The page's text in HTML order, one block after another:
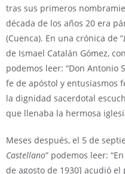
tras sus primeros
década de los años 20 era
(Cuenca). En una crónica de “
de Ismael Catalán Gómez,
podemos leer: “Don Antonio
fe de apóstol y entusiasmos
la dignidad sacerdotal
que llenaba la hermosa
Meses después, el 5 de
Castellano” podemos leer:
de agosto de 1930] acudió